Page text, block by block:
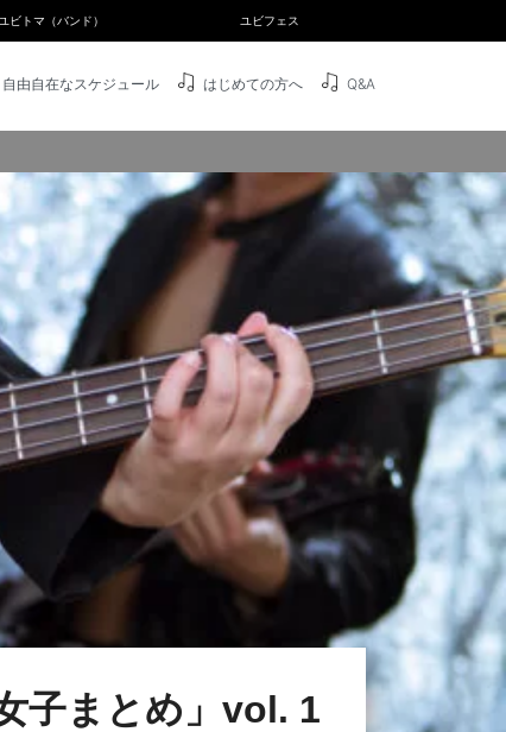
ユビトマ（バンド） ユビフェス
自由自在なスケジュール はじめての方へ Q&A
子まとめ」vol. 1